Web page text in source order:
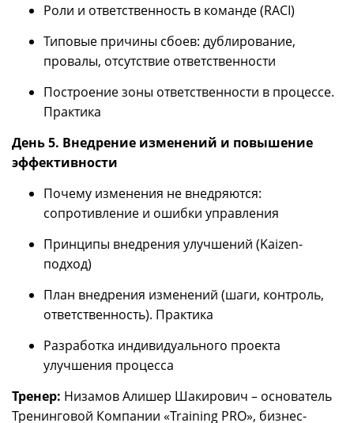
Роли и ответственность в команде (RACI)
Типовые причины сбоев: дублирование,
провалы, отсутствие ответственности
Построение зоны ответственности в процессе.
Практика
День 5. Внедрение изменений и повышение
эффективности
Почему изменения не внедряются:
сопротивление и ошибки управления
Принципы внедрения улучшений (Kaizen-
подход)
План внедрения изменений (шаги, контроль,
ответственность). Практика
Разработка индивидуального проекта
улучшения процесса
Тренер: Низамов Алишер Шакирович – основатель
Тренинговой Компании «Training PRO», бизнес-